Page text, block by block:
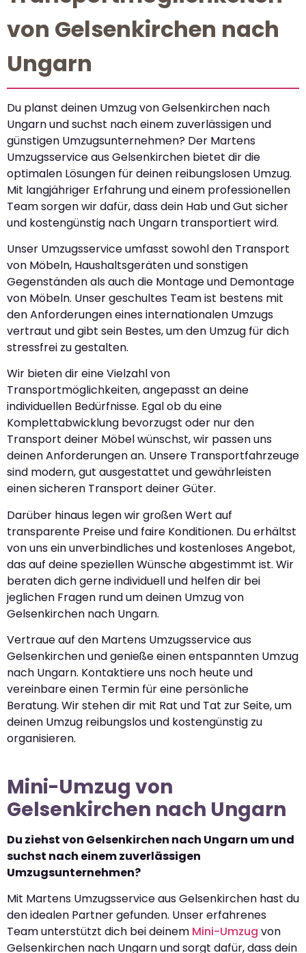
von Gelsenkirchen nach
Ungarn
Du planst deinen Umzug von Gelsenkirchen nach
Ungarn und suchst nach einem zuverlässigen und
günstigen Umzugsunternehmen? Der Martens
Umzugsservice aus Gelsenkirchen bietet dir die
optimalen Lösungen für deinen reibungslosen Umzug.
Mit langjähriger Erfahrung und einem professionellen
Team sorgen wir dafür, dass dein Hab und Gut sicher
und kostengünstig nach Ungarn transportiert wird.
Unser Umzugsservice umfasst sowohl den Transport
von Möbeln, Haushaltsgeräten und sonstigen
Gegenständen als auch die Montage und Demontage
von Möbeln. Unser geschultes Team ist bestens mit
den Anforderungen eines internationalen Umzugs
vertraut und gibt sein Bestes, um den Umzug für dich
stressfrei zu gestalten.
Wir bieten dir eine Vielzahl von
Transportmöglichkeiten, angepasst an deine
individuellen Bedürfnisse. Egal ob du eine
Komplettabwicklung bevorzugst oder nur den
Transport deiner Möbel wünschst, wir passen uns
deinen Anforderungen an. Unsere Transportfahrzeuge
sind modern, gut ausgestattet und gewährleisten
einen sicheren Transport deiner Güter.
Darüber hinaus legen wir großen Wert auf
transparente Preise und faire Konditionen. Du erhältst
von uns ein unverbindliches und kostenloses Angebot,
das auf deine speziellen Wünsche abgestimmt ist. Wir
beraten dich gerne individuell und helfen dir bei
jeglichen Fragen rund um deinen Umzug von
Gelsenkirchen nach Ungarn.
Vertraue auf den Martens Umzugsservice aus
Gelsenkirchen und genieße einen entspannten Umzug
nach Ungarn. Kontaktiere uns noch heute und
vereinbare einen Termin für eine persönliche
Beratung. Wir stehen dir mit Rat und Tat zur Seite, um
deinen Umzug reibungslos und kostengünstig zu
organisieren.
Mini-Umzug von
Gelsenkirchen nach Ungarn
Du ziehst von Gelsenkirchen nach Ungarn um und
suchst nach einem zuverlässigen
Umzugsunternehmen?
Mit Martens Umzugsservice aus Gelsenkirchen hast du
den idealen Partner gefunden. Unser erfahrenes
Team unterstützt dich bei deinem Mini-Umzug von
Gelsenkirchen nach Ungarn und sorgt dafür, dass dein